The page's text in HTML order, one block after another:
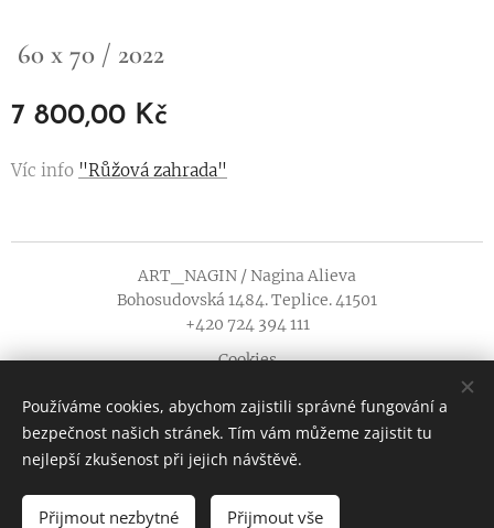
60 x 70 / 2022
7 800,00 Kč
VYPRODÁNO
Víc info "Růžová zahrada"
ART_NAGIN / Nagina Alieva
Bohosudovská 1484. Teplice. 41501
+420 724 394 111
Cookies
Jazyky
Čeština
English
Používáme cookies, abychom zajistili správné fungování a
bezpečnost našich stránek. Tím vám můžeme zajistit tu
nejlepší zkušenost při jejich návštěvě.
Přijmout nezbytné Přijmout vše